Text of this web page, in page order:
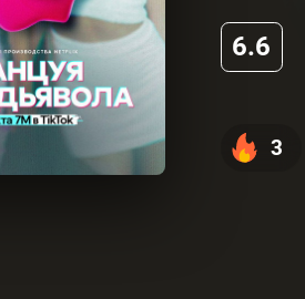
6.6
3